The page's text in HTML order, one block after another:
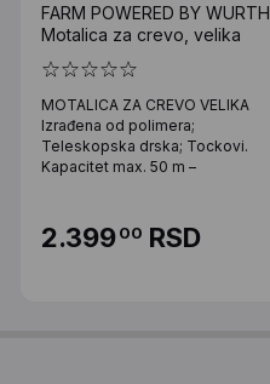
FARM POWERED BY WURTH
Motalica za crevo, velika
MOTALICA ZA CREVO VELIKA
Izrađena od polimera;
Teleskopska drska; Tockovi.
Kapacitet max. 50 m –
2.39900 RSD